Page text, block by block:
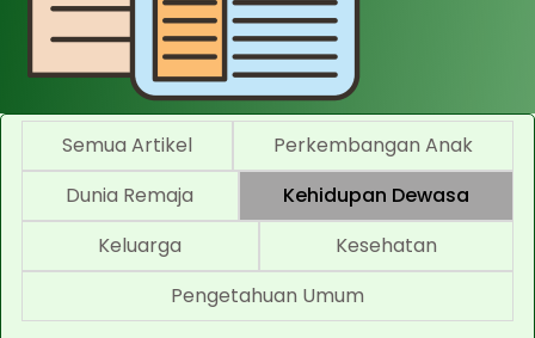
Semua Artikel
Perkembangan Anak
Dunia Remaja
Kehidupan Dewasa
Keluarga
Kesehatan
Pengetahuan Umum